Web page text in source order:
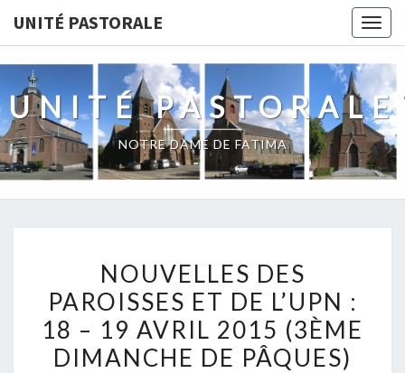
content
UNITÉ PASTORALE
UNITÉ PASTORALE
NOTRE DAME DE FATIMA
DES
PAROISSES
ET
DE
NOUVELLES DES
PAROISSES ET DE L’UPN :
18 – 19 AVRIL 2015 (3ÈME
DIMANCHE DE PÂQUES)